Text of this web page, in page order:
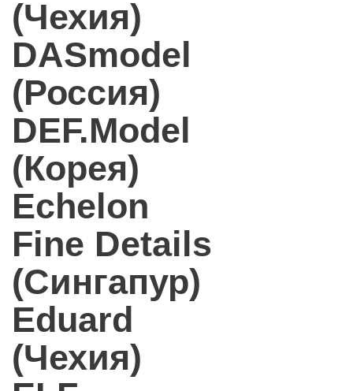
(Чехия)
DASmodel
(Россия)
DEF.Model
(Корея)
Echelon
Fine Details
(Сингапур)
Eduard
(Чехия)